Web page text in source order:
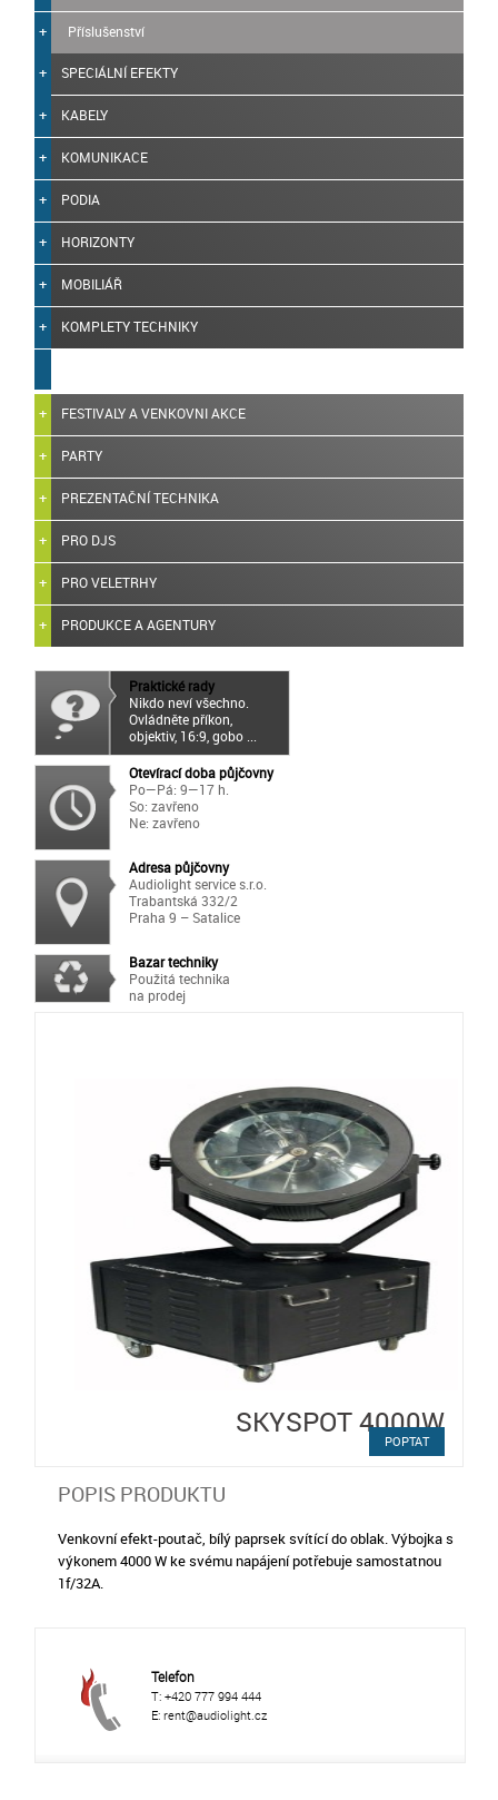
Příslušenství
SPECIÁLNÍ EFEKTY
KABELY
KOMUNIKACE
PODIA
HORIZONTY
MOBILIÁŘ
KOMPLETY TECHNIKY
FESTIVALY A VENKOVNI AKCE
PARTY
PREZENTAČNÍ TECHNIKA
PRO DJS
PRO VELETRHY
PRODUKCE A AGENTURY
Praktické rady
Nikdo neví všechno.
Ovládněte příkon,
objektiv, 16:9, gobo ...
Otevírací doba půjčovny
Po—Pá: 9—17 h.
So: zavřeno
Ne: zavřeno
Adresa půjčovny
Audiolight service s.r.o.
Trabantská 332/2
Praha 9 – Satalice
Bazar techniky
Použitá technika
na prodej
SKYSPOT 4000W
POPTAT
POPIS PRODUKTU
Venkovní efekt-poutač, bílý paprsek svítící do oblak. Výbojka s
výkonem 4000 W ke svému napájení potřebuje samostatnou
1f/32A.
Telefon
T: +420 777 994 444
E: rent@audiolight.cz